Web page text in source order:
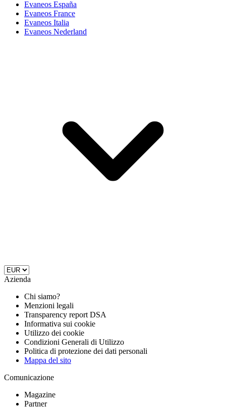
Evaneos España
Evaneos France
Evaneos Italia
Evaneos Nederland
Azienda
Chi siamo?
Menzioni legali
Transparency report DSA
Informativa sui cookie
Utilizzo dei cookie
Condizioni Generali di Utilizzo
Politica di protezione dei dati personali
Mappa del sito
Comunicazione
Magazine
Partner